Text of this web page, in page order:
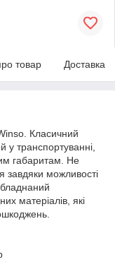
товар Доставка
Класичний
у транспортуванні,
габаритам. Не
завдяки можливості
матеріалів, які